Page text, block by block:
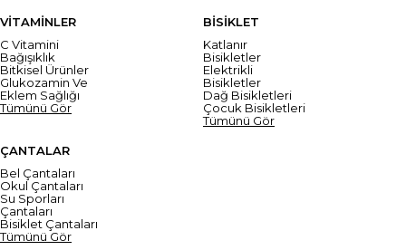
VİTAMİNLER
C Vitamini
Bağışıklık
Bitkisel Ürünler
Glukozamin Ve
Eklem Sağlığı
Tümünü Gör
BİSİKLET
Katlanır
Bisikletler
Elektrikli
Bisikletler
Dağ Bisikletleri
Çocuk Bisikletleri
Tümünü Gör
ÇANTALAR
Bel Çantaları
Okul Çantaları
Su Sporları
Çantaları
Bisiklet Çantaları
Tümünü Gör